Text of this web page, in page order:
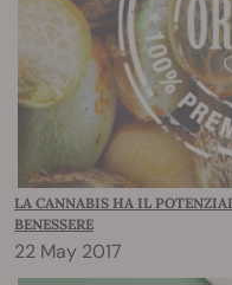
LA CANNABIS HA IL
BENESSERE
22 May 2017